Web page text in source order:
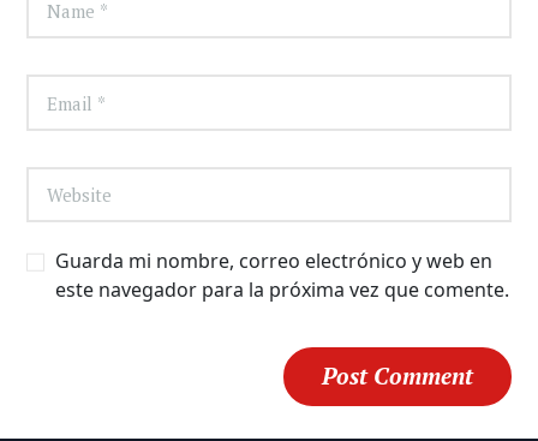
Guarda mi nombre, correo electrónico y web en
este navegador para la próxima vez que comente.